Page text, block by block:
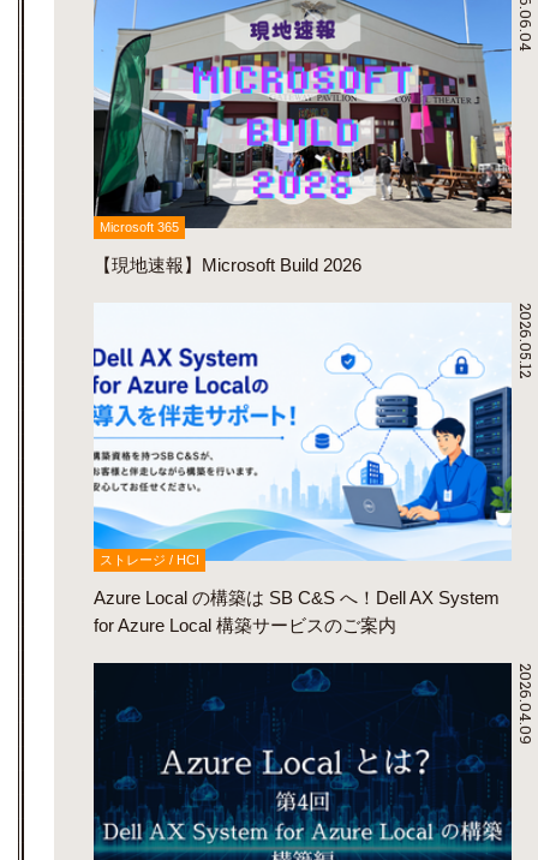
Microsoft 365
【現地速報】Microsoft Build 2026
2026.05.12
ストレージ / HCI
Azure Local の構築は SB C&S へ！Dell AX System
for Azure Local 構築サービスのご案内
2026.04.09